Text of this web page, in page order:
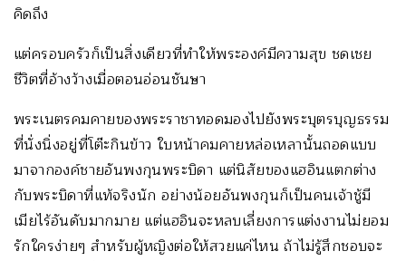
คิดถึง
แต่ครอบครัวก็เป็นสิ่งเดียวที่ทำให้พระองค์มีความสุข ชดเชย
ชีวิตที่อ้างว้างเมื่อตอนอ่อนชันษา
พระเนตรคมคายของพระราชาทอดมองไปยังพระบุตรบุญธรรม
ที่นั่งนิ่งอยู่ที่โต๊ะกินข้าว ใบหน้าคมคายหล่อเหลานั้นถอดแบบ
มาจากองค์ชายอันพงกุนพระบิดา แต่นิสัยของแฮอินแตกต่าง
กับพระบิดาที่แท้จริงนัก อย่างน้อยอันพงกุนก็เป็นคนเจ้าชู้มี
เมียไร้อันดับมากมาย แต่แฮอินจะหลบเลี่ยงการแต่งงานไม่ยอม
รักใครง่ายๆ สำหรับผู้หญิงต่อให้สวยแค่ไหน ถ้าไม่รู้สึกชอบจะ